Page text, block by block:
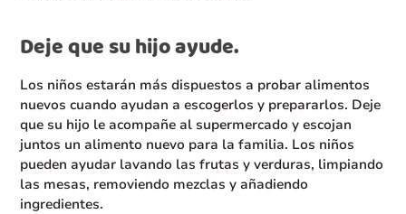
Deje que su hijo ayude.
Los niños estarán más dispuestos a probar alimentos
nuevos cuando ayudan a escogerlos y prepararlos. Deje
que su hijo le acompañe al supermercado y escojan
juntos un alimento nuevo para la familia. Los niños
pueden ayudar lavando las frutas y verduras, limpiando
las mesas, removiendo mezclas y añadiendo
ingredientes.